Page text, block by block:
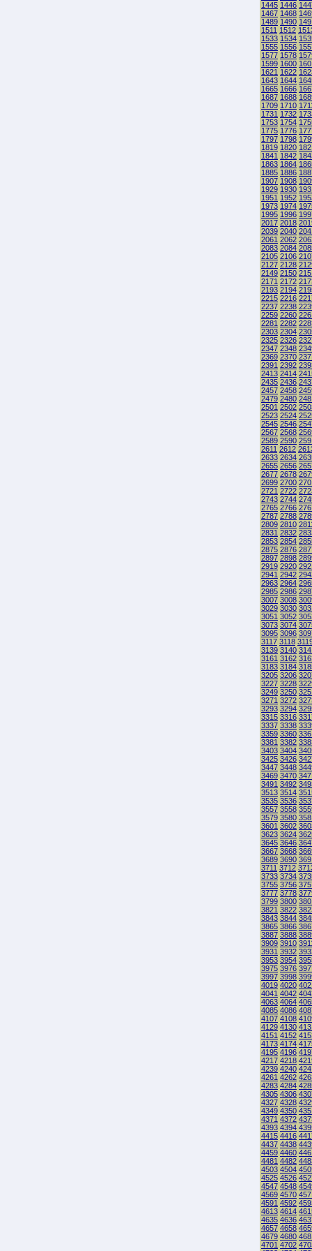
1445 1446
1467 1468
1489 1490
1511 1512
1533 1534
1555 1556
1577 1578
1599 1600
1621 1622
1643 1644
1665 1666
1687 1688
1709 1710
1731 1732
1753 1754
1775 1776
1797 1798
1819 1820
1841 1842
1863 1864
1885 1886
1907 1908
1929 1930
1951 1952
1973 1974
1995 1996
2017 2018
2039 2040
2061 2062
2083 2084
2105 2106
2127 2128
2149 2150
2171 2172
2193 2194
2215 2216
2237 2238
2259 2260
2281 2282
2303 2304
2325 2326
2347 2348
2369 2370
2391 2392
2413 2414
2435 2436
2457 2458
2479 2480
2501 2502
2523 2524
2545 2546
2567 2568
2589 2590
2611 2612
2633 2634
2655 2656
2677 2678
2699 2700
2721 2722
2743 2744
2765 2766
2787 2788
2809 2810
2831 2832
2853 2854
2875 2876
2897 2898
2919 2920
2941 2942
2963 2964
2985 2986
3007 3008
3029 3030
3051 3052
3073 3074
3095 3096
3117 3118
3139 3140
3161 3162
3183 3184
3205 3206
3227 3228
3249 3250
3271 3272
3293 3294
3315 3316
3337 3338
3359 3360
3381 3382
3403 3404
3425 3426
3447 3448
3469 3470
3491 3492
3513 3514
3535 3536
3557 3558
3579 3580
3601 3602
3623 3624
3645 3646
3667 3668
3689 3690
3711 3712
3733 3734
3755 3756
3777 3778
3799 3800
3821 3822
3843 3844
3865 3866
3887 3888
3909 3910
3931 3932
3953 3954
3975 3976
3997 3998
4019 4020
4041 4042
4063 4064
4085 4086
4107 4108
4129 4130
4151 4152
4173 4174
4195 4196
4217 4218
4239 4240
4261 4262
4283 4284
4305 4306
4327 4328
4349 4350
4371 4372
4393 4394
4415 4416
4437 4438
4459 4460
4481 4482
4503 4504
4525 4526
4547 4548
4569 4570
4591 4592
4613 4614
4635 4636
4657 4658
4679 4680
4701 4702